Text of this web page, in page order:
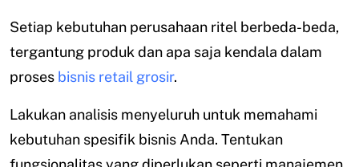
Setiap kebutuhan perusahaan ritel berbeda-beda,
tergantung produk dan apa saja kendala dalam
proses bisnis retail grosir.
Lakukan analisis menyeluruh untuk memahami
kebutuhan spesifik bisnis Anda. Tentukan